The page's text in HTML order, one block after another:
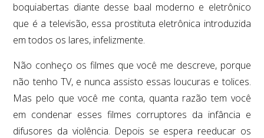
boquiabertas diante desse baal moderno e eletrônico
que é a televisão, essa prostituta eletrônica introduzida
em todos os lares, infelizmente.
Não conheço os filmes que você me descreve, porque
não tenho TV, e nunca assisto essas loucuras e tolices.
Mas pelo que você me conta, quanta razão tem você
em condenar esses filmes corruptores da infância e
difusores da violência. Depois se espera reeducar os